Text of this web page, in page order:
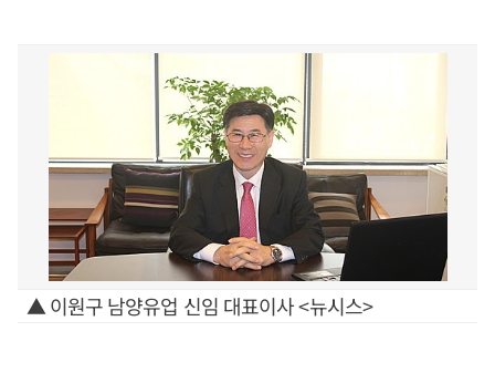
▲ 이원구 남양유업 신임 대표이사 <뉴시스>